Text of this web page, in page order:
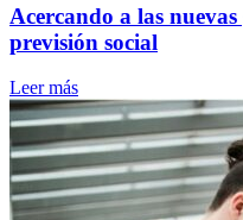
Acercando a las nuevas
previsión social
Leer más